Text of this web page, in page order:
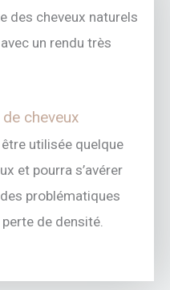
des cheveux naturels
un rendu très
cheveux
utilisée quelque
et pourra s’avérer
problématiques
perte de densité.